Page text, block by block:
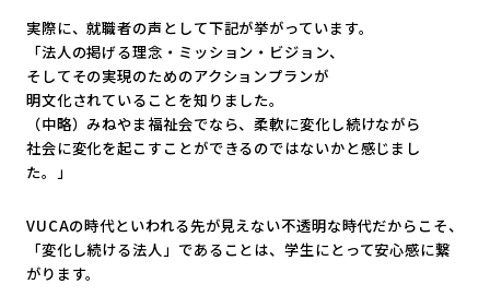
実際に、就職者の声として下記が挙がっています。
「法人の掲げる理念・ミッション・ビジョン、
そしてその実現のためのアクションプランが
明文化されていることを知りました。
（中略）みねやま福祉会でなら、柔軟に変化し続けながら
社会に変化を起こすことができるのではないかと感じまし
た。」
VUCAの時代といわれる先が見えない不透明な時代だからこそ、
「変化し続ける法人」であることは、学生にとって安心感に繋
がります。